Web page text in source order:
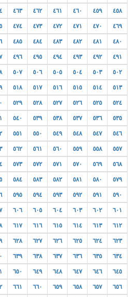
٤٥٨ ٤٥٩ ٤٦٠ ٤٦١ ٤٦٢ ٤٦٣
٤٦٩ ٤٧٠ ٤٧١ ٤٧٢ ٤٧٣ ٤٧٤
٤٨٠ ٤٨١ ٤٨٢ ٤٨٣ ٤٨٤ ٤٨٥
٤٩١ ٤٩٢ ٤٩٣ ٤٩٤ ٤٩٥ ٤٩٦
٥٠٢ ٥٠٣ ٥٠٤ ٥٠٥ ٥٠٦ ٥٠٧
٥١٣ ٥١٤ ٥١٥ ٥١٦ ٥١٧ ٥١٨
٥٢٤ ٥٢٥ ٥٢٦ ٥٢٧ ٥٢٨ ٥٢٩
٥٣٥ ٥٣٦ ٥٣٧ ٥٣٨ ٥٣٩ ٥٤٠
٥٤٦ ٥٤٧ ٥٤٨ ٥٤٩ ٥٥٠ ٥٥١
٥٥٧ ٥٥٨ ٥٥٩ ٥٦٠ ٥٦١ ٥٦٢
٥٦٨ ٥٦٩ ٥٧٠ ٥٧١ ٥٧٢ ٥٧٣
٥٧٩ ٥٨٠ ٥٨١ ٥٨٢ ٥٨٣ ٥٨٤
٥٩٠ ٥٩١ ٥٩٢ ٥٩٣ ٥٩٤ ٥٩٥
٦٠١ ٦٠٢ ٦٠٣ ٦٠٤ ٦٠٥ ٦٠٦
٦١٢ ٦١٣ ٦١٤ ٦١٥ ٦١٦ ٦١٧
٦٢٣ ٦٢٤ ٦٢٥ ٦٢٦ ٦٢٧ ٦٢٨
٦٣٤ ٦٣٥ ٦٣٦ ٦٣٧ ٦٣٨ ٦٣٩
٦٤٥ ٦٤٦ ٦٤٧ ٦٤٨ ٦٤٩ ٦٥٠
٦٥٦ ٦٥٧ ٦٥٨ ٦٥٩ ٦٦٠ ٦٦١